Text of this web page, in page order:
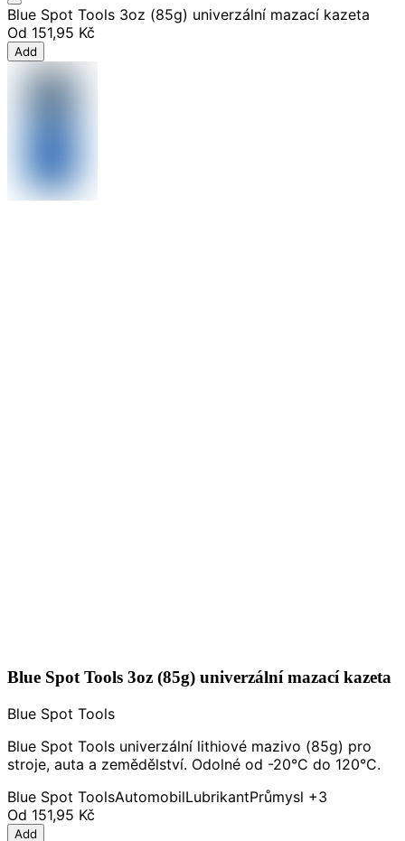
Blue Spot Tools 3oz (85g) univerzální mazací kazeta
Od 151,95 Kč
Add
Blue Spot Tools 3oz (85g) univerzální mazací kazeta
Blue Spot Tools
Blue Spot Tools univerzální lithiové mazivo (85g) pro
stroje, auta a zemědělství. Odolné od -20°C do 120°C.
Blue Spot ToolsAutomobilLubrikantPrůmysl +3
Od 151,95 Kč
Add